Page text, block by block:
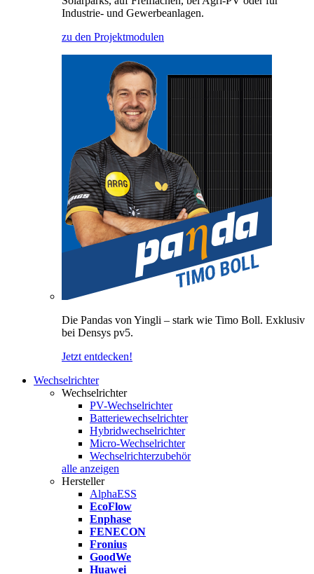
Industrie- und Gewerbeanlagen.
zu den Projektmodulen
Die Pandas von Yingli – stark wie Timo Boll. Exklusiv
bei Densys pv5.
Jetzt entdecken!
Wechselrichter
Wechselrichter
PV-Wechselrichter
Batteriewechselrichter
Hybridwechselrichter
Micro-Wechselrichter
Wechselrichterzubehör
alle anzeigen
Hersteller
AlphaESS
EcoFlow
Enphase
FENECON
Fronius
GoodWe
Huawei